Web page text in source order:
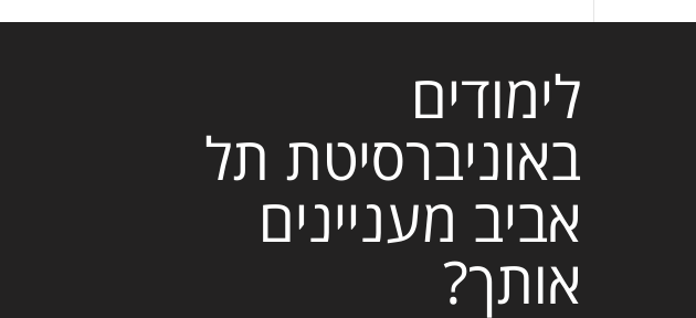
לימודים
באוניברסיטת תל
אביב מעניינים
אותך?